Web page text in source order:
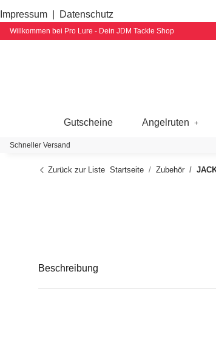
Impressum Datenschutz
Willkommen bei Pro Lure - Dein JDM Tackle Shop
Gutscheine Angelruten
Schneller Versand
Zurück zur Liste Startseite Zubehör
Beschreibung